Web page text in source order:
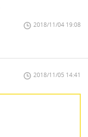
2018/11/04 19:08
2018/11/05 14:41